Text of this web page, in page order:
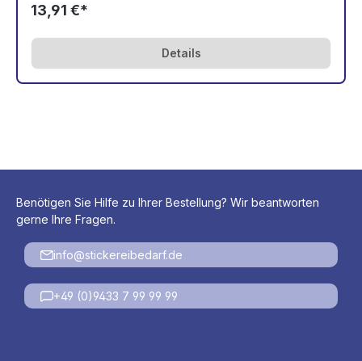
13,91 €*
Details
Benötigen Sie Hilfe zu Ihrer Bestellung? Wir beantworten
gerne Ihre Fragen.
info@stickereibedarf.de
+49 (0)9433 7 99 99 99